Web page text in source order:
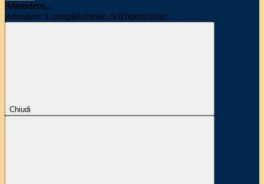
Attendere...
Attendere il completamento dell'operazione...
Chiudi